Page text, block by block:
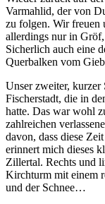
Varmahlid, der von
zu folgen. Wir freuen
allerdings nur in
Sicherlich auch eine
Querbalken vom
Unser zweiter, kurzer
Fischerstadt, die in
hatte. Das war wohl
zahlreichen
davon, dass diese
erinnert mich dieses
Zillertal. Rechts und
Kirchturm mit einem
und der Schnee…